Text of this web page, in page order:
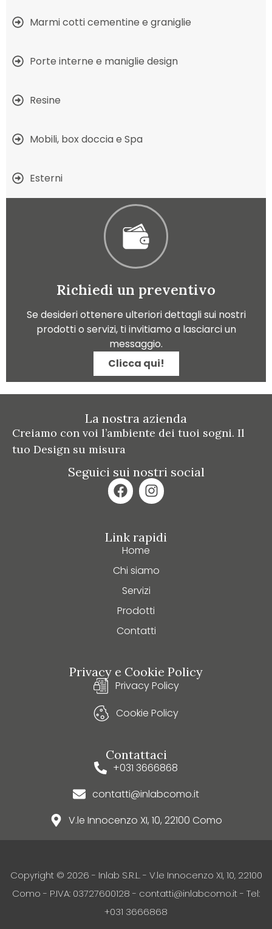
Marmi cotti cementine e graniglie
Porte interne e maniglie design
Resine
Mobili, box doccia e Spa
Esterni
Richiedi un preventivo
Se desideri ottenere ulteriori dettagli sui nostri
prodotti o servizi, ti invitiamo a lasciarci un
messaggio.
Clicca qui!
La nostra azienda
Creiamo con voi l’ambiente dei tuoi sogni. Il
tuo Design su misura
Seguici sui nostri social
Link rapidi
Home
Chi siamo
Servizi
Prodotti
Contatti
Privacy e Cookie Policy
Privacy Policy
Cookie Policy
Contattaci
+031 3666868
contatti@inlabcomo.it
V.le Innocenzo XI, 10, 22100 Como
Copyright © 2026 - Inlab S.R.L. - V.le Innocenzo XI, 10, 22100
Como - P.IVA: 03727600128 - contatti@inlabcomo.it - Tel:
+031 3666868